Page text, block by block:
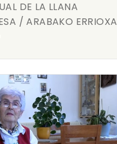
DE LA LLANA
/ ARABAKO ERRIOXA